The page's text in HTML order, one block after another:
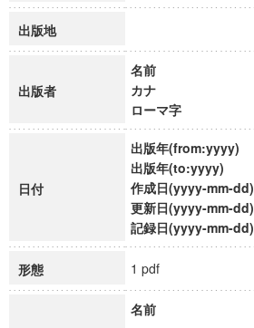
出版地
出版者
名前
カナ
ローマ字
日付
出版年(from:yyyy)
出版年(to:yyyy)
作成日(yyyy-mm-dd)
更新日(yyyy-mm-dd)
記録日(yyyy-mm-dd)
形態 1 pdf
名前